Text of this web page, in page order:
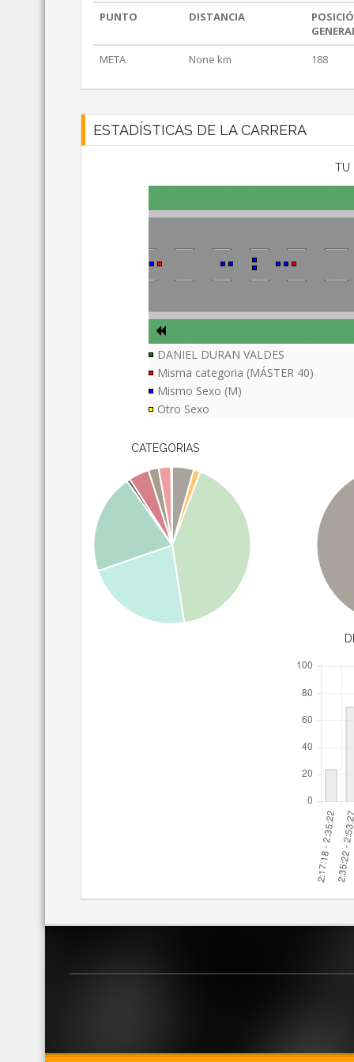
PUNTO DISTANCIA
META
None km 188
ESTADÍSTICAS DE LA CARRERA
TU
DANIEL DURAN VALDES
Misma categoria (MÁSTER 40)
Mismo Sexo (M)
Otro Sexo
CATEGORIAS